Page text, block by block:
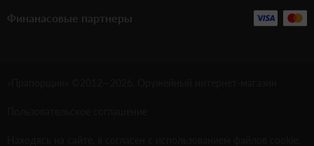
Финанасовые партнеры